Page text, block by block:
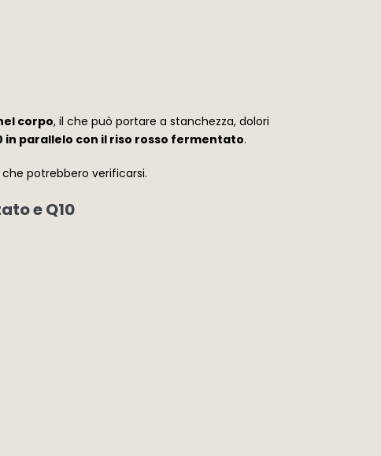
corpo, il che può portare a stanchezza, dolori
in parallelo con il riso rosso fermentato.
che potrebbero verificarsi.
e Q10